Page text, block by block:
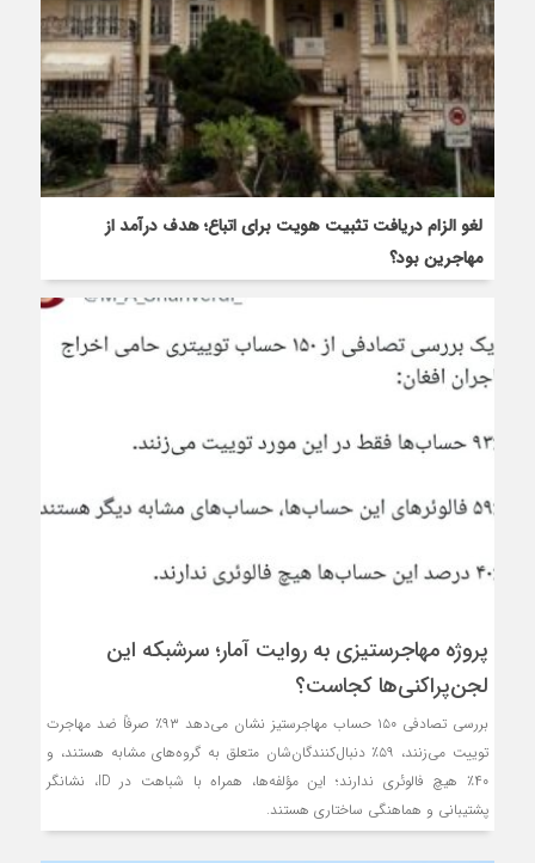
لغو الزام دریافت تثبیت هویت برای اتباع؛ هدف درآمد از
مهاجرین بود؟
پروژه مهاجرستیزی به روایت آمار؛ سرشبکه این
لجن‌پراکنی‌ها کجاست؟
بررسی تصادفی ۱۵۰ حساب مهاجرستیز نشان می‌دهد ۹۳٪ صرفاً ضد مهاجرت
توییت می‌زنند، ۵۹٪ دنبال‌کنندگان‌شان متعلق به گروه‌های مشابه هستند، و
۴۰٪ هیچ فالوئری ندارند؛ این مؤلفه‌ها، همراه با شباهت در ID، نشانگر
پشتیبانی و هماهنگی ساختاری هستند.